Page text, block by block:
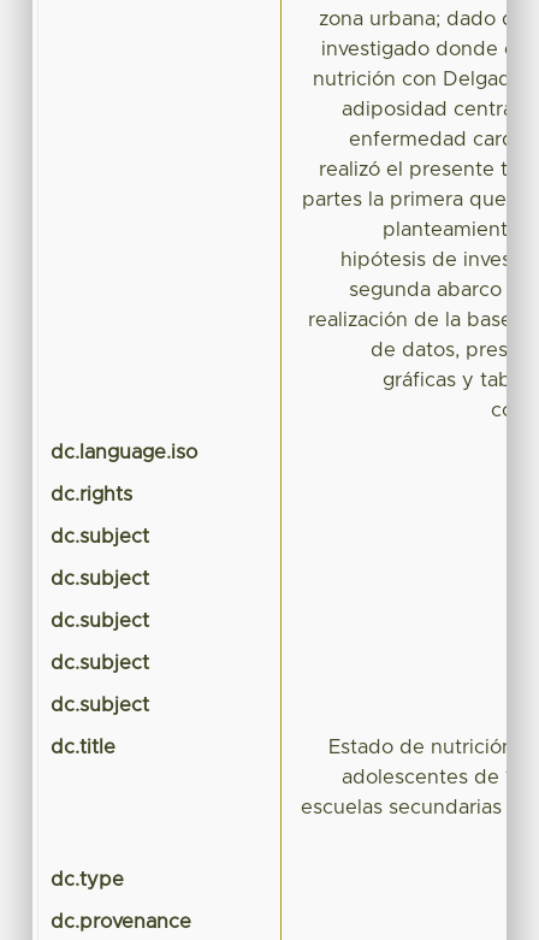
zona urbana; dado
investigado donde es
nutrición con
adiposidad central
enfermedad
realizó el presente
partes la primera que
planteamiento
hipótesis de
segunda abarco la
realización de la base
de datos,
gráficas y
dc.language.iso
dc.rights
dc.subject
dc.subject
dc.subject
dc.subject
dc.subject
dc.title
Estado de nutrición
adolescentes de 12-
escuelas secundarias
dc.type
dc.provenance